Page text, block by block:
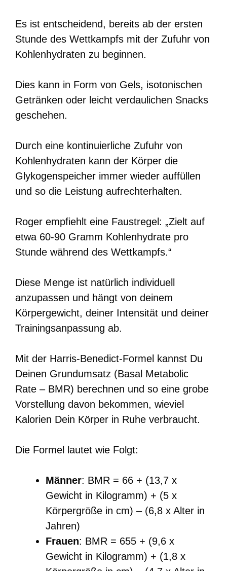
Es ist entscheidend, bereits ab der ersten
Stunde des Wettkampfs mit der Zufuhr von
Kohlenhydraten zu beginnen.
Dies kann in Form von Gels, isotonischen
Getränken oder leicht verdaulichen Snacks
geschehen.
Durch eine kontinuierliche Zufuhr von
Kohlenhydraten kann der Körper die
Glykogenspeicher immer wieder auffüllen
und so die Leistung aufrechterhalten.
Roger empfiehlt eine Faustregel: „Zielt auf
etwa 60-90 Gramm Kohlenhydrate pro
Stunde während des Wettkampfs.“
Diese Menge ist natürlich individuell
anzupassen und hängt von deinem
Körpergewicht, deiner Intensität und deiner
Trainingsanpassung ab.
Mit der Harris-Benedict-Formel kannst Du
Deinen Grundumsatz (Basal Metabolic
Rate – BMR) berechnen und so eine grobe
Vorstellung davon bekommen, wieviel
Kalorien Dein Körper in Ruhe verbraucht.
Die Formel lautet wie Folgt:
Männer: BMR = 66 + (13,7 x
Gewicht in Kilogramm) + (5 x
Körpergröße in cm) – (6,8 x Alter in
Jahren)
Frauen: BMR = 655 + (9,6 x
Gewicht in Kilogramm) + (1,8 x